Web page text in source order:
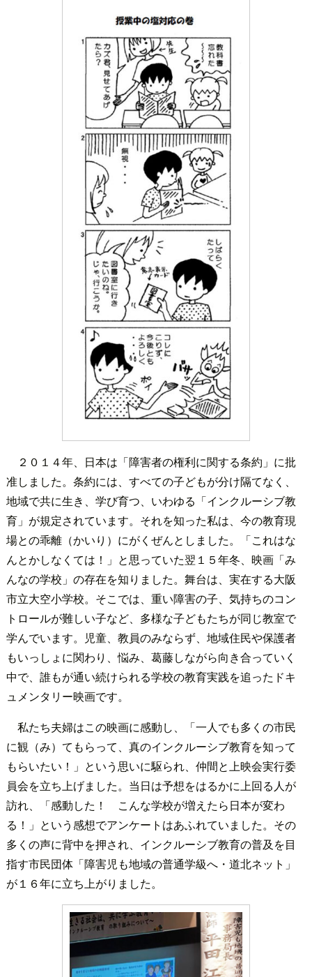
２０１４年、日本は「障害者の権利に関する条約」に批
准しました。条約には、すべての子どもが分け隔てなく、
地域で共に生き、学び育つ、いわゆる「インクルーシブ教
育」が規定されています。それを知った私は、今の教育現
場との乖離（かいり）にがくぜんとしました。「これはな
んとかしなくては！」と思っていた翌１５年冬、映画「み
んなの学校」の存在を知りました。舞台は、実在する大阪
市立大空小学校。そこでは、重い障害の子、気持ちのコン
トロールが難しい子など、多様な子どもたちが同じ教室で
学んでいます。児童、教員のみならず、地域住民や保護者
もいっしょに関わり、悩み、葛藤しながら向き合っていく
中で、誰もが通い続けられる学校の教育実践を追ったドキ
ュメンタリー映画です。
私たち夫婦はこの映画に感動し、「一人でも多くの市民
に観（み）てもらって、真のインクルーシブ教育を知って
もらいたい！」という思いに駆られ、仲間と上映会実行委
員会を立ち上げました。当日は予想をはるかに上回る人が
訪れ、「感動した！ こんな学校が増えたら日本が変わ
る！」という感想でアンケートはあふれていました。その
多くの声に背中を押され、インクルーシブ教育の普及を目
指す市民団体「障害児も地域の普通学級へ・道北ネット」
が１６年に立ち上がりました。